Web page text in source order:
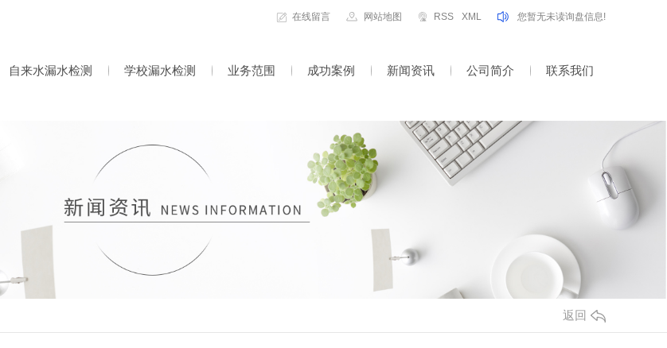
在线留言 网站地图 RSS XML 您暂无未读询盘信息!
自来水漏水检测 学校漏水检测 业务范围 成功案例 新闻资讯 公司简介 联系我们
返回